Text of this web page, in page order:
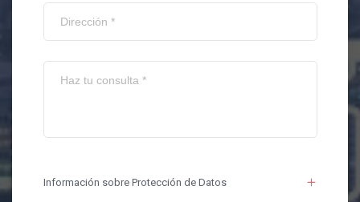
Información sobre Protección de Datos